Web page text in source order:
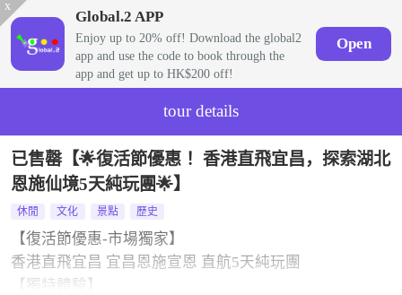
x
Global.2 APP
Enjoy up to 20% off! Download the global2
app and use the code to book through the
app and get up to HK$200 off!
Open
tour details
已售罄【🌟復活節優惠 ！香港直飛宜昌，探索湖北
恩施仙境5天純玩團🌟】
休閒 文化 景點 歷史
【復活節優惠-市場獨家】
香港直飛宜昌 宜昌恩施宣恩 直航5天純玩團
【獨特體驗】